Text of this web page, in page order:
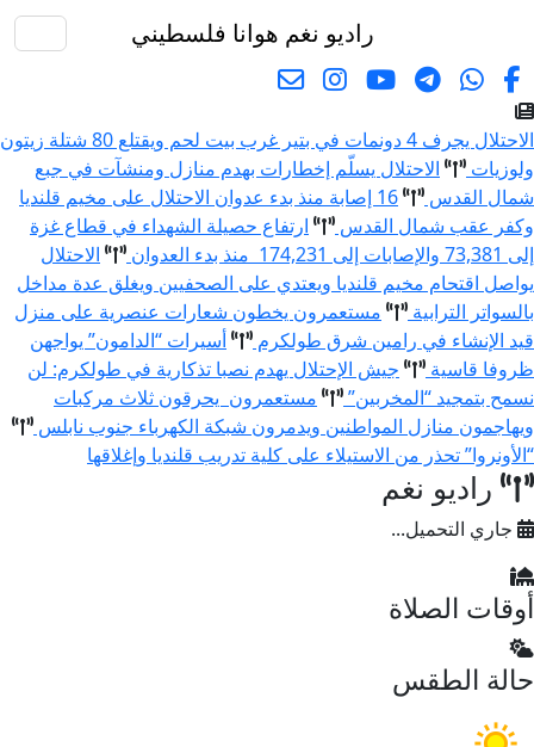
راديو نغم هوانا فلسطيني
الاحتلال يجرف 4 دونمات في بتير غرب بيت لحم ويقتلع 80 شتلة زيتون
ولوزيات
الاحتلال يسلّم إخطارات بهدم منازل ومنشآت في جبع
شمال القدس
16 إصابة منذ بدء عدوان الاحتلال على مخيم قلنديا
وكفر عقب شمال القدس
ارتفاع حصيلة الشهداء في قطاع غزة
إلى 73,381 والإصابات إلى 174,231 منذ بدء العدوان
الاحتلال
يواصل اقتحام مخيم قلنديا ويعتدي على الصحفيين ويغلق عدة مداخل
بالسواتر الترابية
مستعمرون يخطون شعارات عنصرية على منزل
قيد الإنشاء في رامين شرق طولكرم
أسيرات “الدامون” يواجهن
ظروفا قاسية
جيش الإحتلال يهدم نصبا تذكارية في طولكرم: لن
نسمح بتمجيد “المخربين”
مستعمرون يحرقون ثلاث مركبات
ويهاجمون منازل المواطنين ويدمرون شبكة الكهرباء جنوب نابلس
“الأونروا” تحذر من الاستيلاء على كلية تدريب قلنديا وإغلاقها
راديو نغم
جاري التحميل...
أوقات الصلاة
حالة الطقس